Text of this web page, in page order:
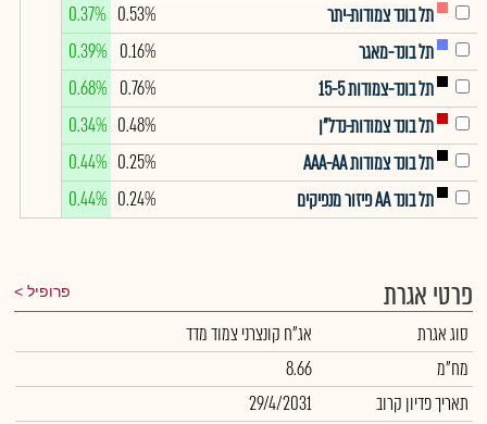
תל בונד צמודות-יתר
0.53%
0.37%
תל בונד-מאגר
0.16%
0.39%
תל בונד-צמודות 15-5
0.76%
0.68%
תל בונד צמודות-נדל"ן
0.48%
0.34%
תל בונד צמודות AAA-AA
0.25%
0.44%
תל בונד AA פיזור מנפיקים
0.24%
0.44%
פרטי אגרת פרופיל
סוג אגרת
אג"ח קונצרני צמוד מדד
מח"מ
8.66
תאריך פדיון קרוב
29/4/2031